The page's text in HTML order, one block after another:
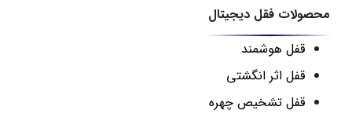
محصولات فقل دیجیتال
قفل هوشمند
قفل اثر انگشتی
قفل تشخیص چهره